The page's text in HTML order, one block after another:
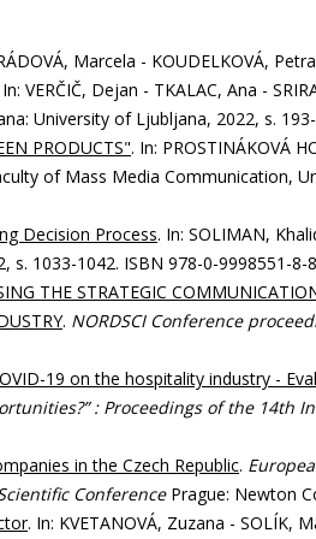
Marcela - KOUDELKOVÁ,
VERČIČ, Dejan - TKALAC, Ana -
University of Ljubljana, 2022, s.
PRODUCTS". In: PROSTINÁKOVÁ
of Mass Media Communication,
Decision Process. In: SOLIMAN,
s. 1033-1042. ISBN 978-0-9998551-8-
THE STRATEGIC
. NORDSCI Conference
19 on the hospitality industry -
: Proceedings of the 14th
in the Czech Republic.
ConferencePrague: Newton
. In: KVETANOVÁ, Zuzana - SOLÍK,